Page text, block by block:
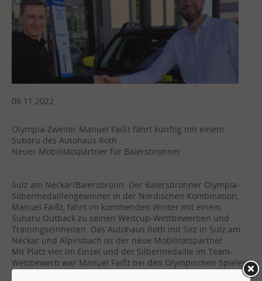
08.11.2022
Olympia-Zweiter Manuel Faißt fährt künftig mit einem
Subaru des Autohaus Roth
Neuer Mobilitätspartner für Baiersbronner
Sulz am Neckar/Baiersbronn. Der Baiersbronner Olympia-
Silbermedaillengewinner in der Nordischen Kombination,
Manuel Faißt, fährt im kommenden Winter mit einem
Subaru Outback zu seinen Weltcup-Wettbewerben und
Trainingseinheiten. Das Autohaus Roth mit Sitz in Sulz am
Neckar und Alpirsbach ist der neue Mobilitätspartner
Mit Platz vier im Einzel und der Silbermedaille im Team-
Wettbewerb war Manuel Faißt bei den Olympischen Spielen
im Februar dieses Jahres in Peking eine der großen